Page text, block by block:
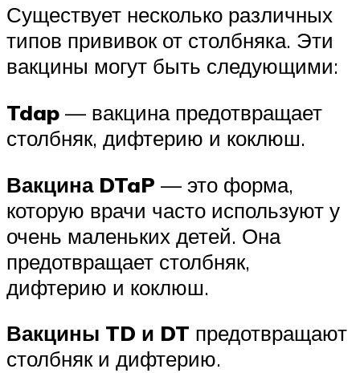
Существует несколько различных
типов прививок от столбняка. Эти
вакцины могут быть следующими:
Tdap — вакцина предотвращает
столбняк, дифтерию и коклюш.
Вакцина DTaP — это форма,
которую врачи часто используют у
очень маленьких детей. Она
предотвращает столбняк,
дифтерию и коклюш.
Вакцины TD и DT предотвращают
столбняк и дифтерию.